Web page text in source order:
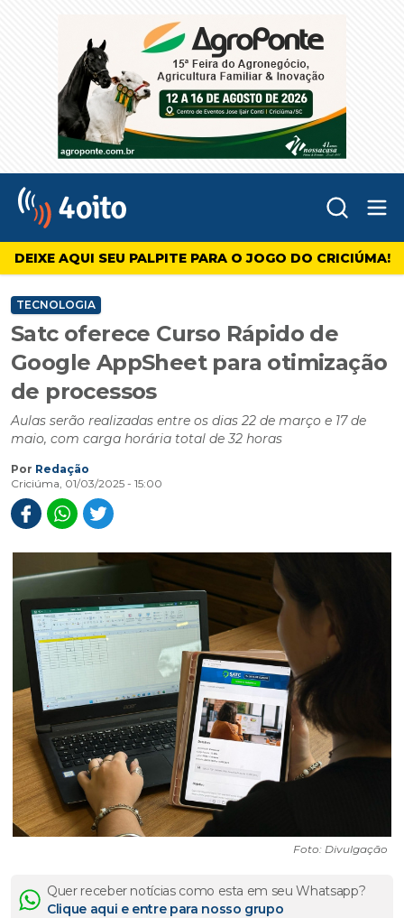
4oito
DEIXE AQUI SEU PALPITE PARA O JOGO DO CRICIÚMA!
TECNOLOGIA
Satc oferece Curso Rápido de
Google AppSheet para otimização
de processos
Aulas serão realizadas entre os dias 22 de março e 17 de
maio, com carga horária total de 32 horas
Por Redação
Criciúma, 01/03/2025 - 15:00
Foto: Divulgação
Quer receber notícias como esta em seu Whatsapp?
Clique aqui e entre para nosso grupo